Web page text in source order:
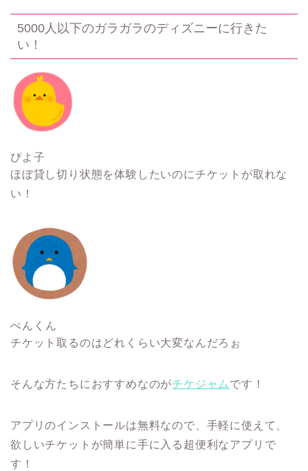
5000人以下のガラガラのディズニーに行きた
い！
ぴよ子
ほぼ貸し切り状態を体験したいのにチケットが取れな
い！
ぺんくん
チケット取るのはどれくらい大変なんだろぉ
そんな方たちにおすすめなのがチケジャムです！
アプリのインストールは無料なので、手軽に使えて、
欲しいチケットが簡単に手に入る超便利なアプリで
す！